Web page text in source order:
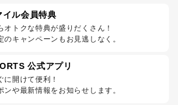
イル会員特典
オトクな特典が盛りだくさん！
のキャンペーンもお見逃しなく。
公式アプリ
に開けて便利！
ンや最新情報をお知らせします。